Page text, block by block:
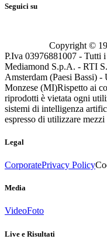
Seguici su
Copyright ©
P.Iva 03976881007 - Tutti
Mediamond S.p.A. - RTI
Amsterdam (Paesi Bassi)
Monzese (MI)Rispetto ai
riprodotti è vietata ogni
sistemi di intelligenza
espresso di utilizzare
Legal
CorporatePrivacy Policy
Media
VideoFoto
Live e Risultati